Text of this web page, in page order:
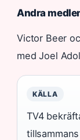
Andra
Victor Beer
med Joel
KÄLLA
TV4